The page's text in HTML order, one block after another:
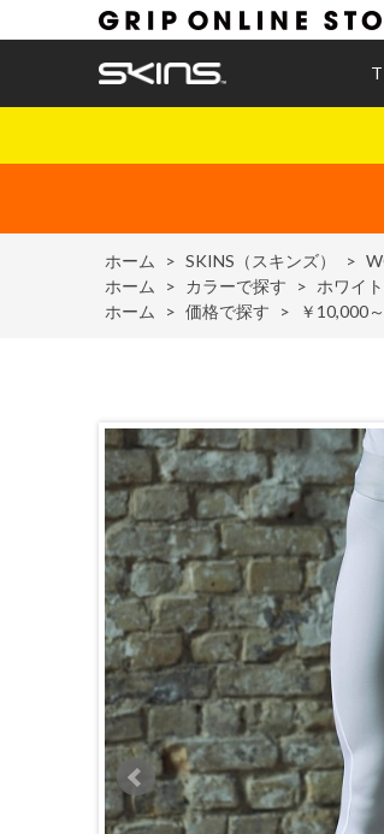
ホーム > SKINS（スキンズ） >
ホーム
> カラーで探す > ホワイト
ホーム
> 価格で探す > ￥10,000